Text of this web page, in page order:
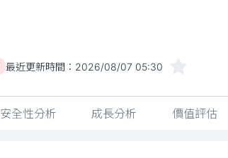
最近更新時間： 2026/08/07 05:30
安全性分析 成長分析 價值評估